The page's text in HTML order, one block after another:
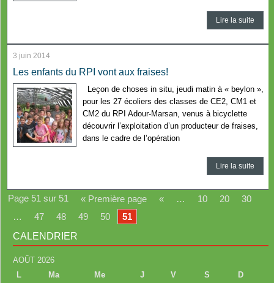
Lire la suite
3 juin 2014
Les enfants du RPI vont aux fraises!
Leçon de choses in situ, jeudi matin à « beylon »,
pour les 27 écoliers des classes de CE2, CM1 et
CM2 du RPI Adour-Marsan, venus à bicyclette
découvrir l’exploitation d’un producteur de fraises,
dans le cadre de l’opération
Lire la suite
Page 51 sur 51 « Première page « … 10 20
30
…
47 48 49 50
51
CALENDRIER
AOÛT 2026
L
Ma Me J V S D